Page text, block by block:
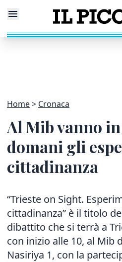
Home Cronaca
Al Mib vanno
domani gli
cittadinanza
“Trieste on Sight.
cittadinanza” è il titolo
dibattito che si terrà a
con inizio alle 10, al Mib
Nasiriya 1, con la